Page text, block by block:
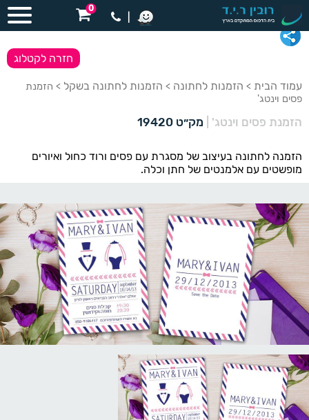
0
עמוד הבית > הזמנות לחתונה > הזמנות לחתונה בשקל > הזמנת
פסים וינטג'
הזמנת פסים וינטג' מק״ט 19420
חזרה לקטלוג
הזמנה לחתונה בעיצוב של מסגרת עם פסים ורוד כחול ואיורים
מופשטים עם אלמנטים של חתן וכלה.